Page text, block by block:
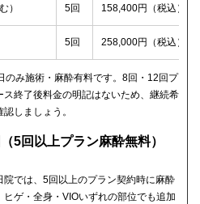
） 5回 158,400円（税込）
5回 258,000円（税込）
のみ施術・麻酔有料です。8回・12回プ
終了後料金の明記はないため、継続希
しましょう。
5回以上プラン麻酔無料）
では、5回以上のプラン契約時に麻酔
ゲ・全身・VIOいずれの部位でも追加